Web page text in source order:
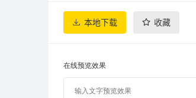
本地下载 收藏
在线预览效果